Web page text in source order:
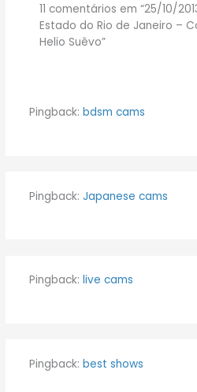
11 comentários em “25/10/
Estado do Rio de Janeiro –
Helio Suêvo”
Pingback: bdsm cams
Pingback: Japanese cams
Pingback: live cams
Pingback: best shows